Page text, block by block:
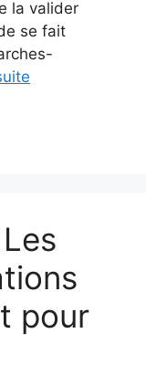
la valider
se fait
pour